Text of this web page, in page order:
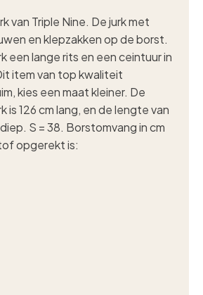
van Triple Nine. De jurk met
en klepzakken op de borst.
een lange rits en een ceintuur in
item van top kwaliteit
kies een maat kleiner. De
is 126 cm lang, en de lengte van
S = 38. Borstomvang in cm
opgerekt is: